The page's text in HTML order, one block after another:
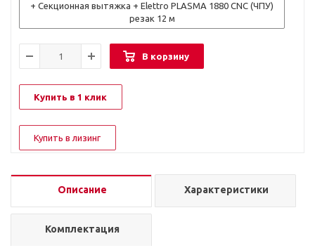
+ Секционная вытяжка + Elettro PLASMA 1880 CNC (ЧПУ)
резак 12 м
В корзину
Купить в 1 клик
Купить в лизинг
Описание Характеристики
Комплектация